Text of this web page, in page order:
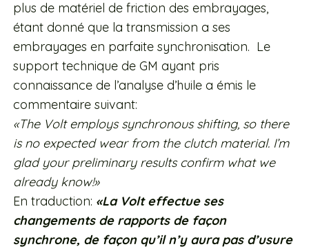
plus de matériel de friction des embrayages,
étant donné que la transmission a ses
embrayages en parfaite synchronisation. Le
support technique de GM ayant pris
connaissance de l’analyse d’huile a émis le
commentaire suivant:
«The Volt employs synchronous shifting, so there
is no expected wear from the clutch material. I’m
glad your preliminary results confirm what we
already know!»
En traduction: «La Volt effectue ses
changements de rapports de façon
synchrone, de façon qu’il n’y aura pas d’usure